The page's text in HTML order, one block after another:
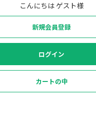
こんにちは ゲスト様
新規会員登録
ログイン
カートの中